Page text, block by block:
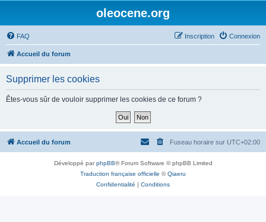
oleocene.org
FAQ Connexion
Inscription
Accueil du forum
Supprimer les cookies
Êtes-vous sûr de vouloir supprimer les cookies de ce forum ?
Accueil du forum Fuseau horaire sur UTC+02:00
Développé parphpBB® Forum Software © phpBB Limited
Traduction française officielle ©Qiaeru
Confidentialité | Conditions